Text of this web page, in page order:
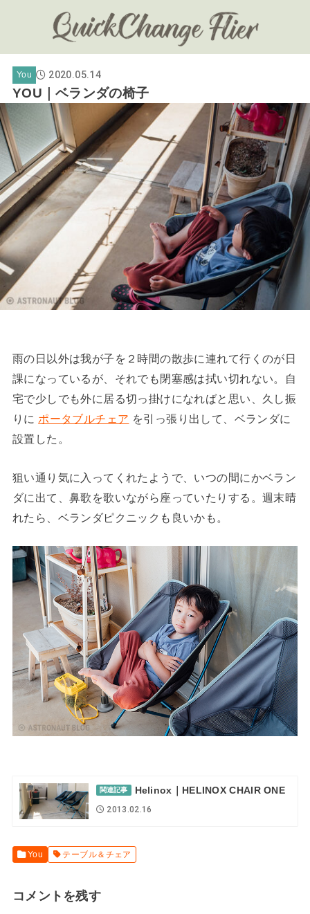
You 2020.05.14
YOU｜ベランダの椅子
雨の日以外は我が子を２時間の散歩に連れて行くのが日
課になっているが、それでも閉塞感は拭い切れない。自
宅で少しでも外に居る切っ掛けになればと思い、久し振
りに ポータブルチェア を引っ張り出して、ベランダに
設置した。
狙い通り気に入ってくれたようで、いつの間にかベラン
ダに出て、鼻歌を歌いながら座っていたりする。週末晴
れたら、ベランダピクニックも良いかも。
関連記事 Helinox｜HELINOX CHAIR ONE
2013.02.16
You テーブル＆チェア
コメントを残す